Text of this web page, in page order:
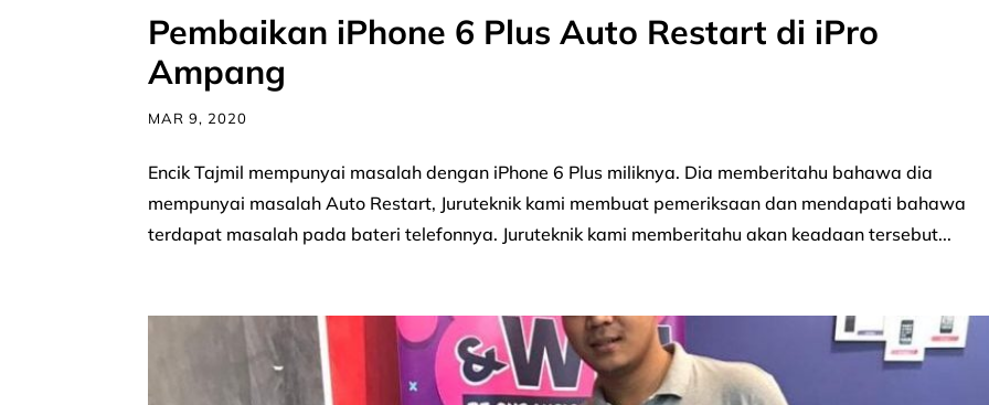
Pembaikan iPhone 6 Plus Auto Restart di iPro
Ampang
MAR 9, 2020
Encik Tajmil mempunyai masalah dengan iPhone 6 Plus miliknya. Dia memberitahu bahawa dia
mempunyai masalah Auto Restart, Juruteknik kami membuat pemeriksaan dan mendapati bahawa
terdapat masalah pada bateri telefonnya. Juruteknik kami memberitahu akan keadaan tersebut...